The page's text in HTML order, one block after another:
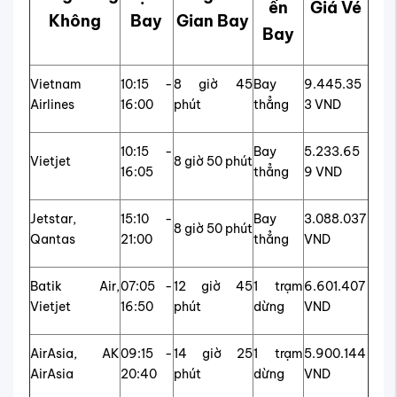
Không
Bay
Gian Bay
ến
Bay
Giá Vé
Vietnam
Airlines
10:15 -
16:00
8 giờ 45
phút
Bay
thẳng
9.445.35
3 VND
Vietjet
10:15 -
16:05
8 giờ 50 phút
Bay
thẳng
5.233.65
9 VND
Jetstar,
Qantas
15:10 -
21:00
8 giờ 50 phút
Bay
thẳng
3.088.037
VND
Batik Air,
Vietjet
07:05 -
16:50
12 giờ 45
phút
1 trạm
dừng
6.601.407
VND
AirAsia, AK
AirAsia
09:15 -
20:40
14 giờ 25
phút
1 trạm
dừng
5.900.144
VND